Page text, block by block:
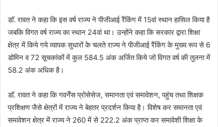
डाॅ. रावत ने कहा कि इस वर्ष राज्य ने पीजीआई रैंकिंग में 15वां स्थान हासिल किया है
जबकि विगत वर्ष राज्य का स्थान 24वां था। उन्होंने कहा कि सरकार द्वारा शिक्षा
क्षेत्र में किये गये व्यापक सुधारों के चलते राज्य ने पीजीआई रैंकिंग के मुख्य रूप से 6
डोमिन व 72 सूचकांकों में कुल 584.5 अंक अर्जित किये जो विगत वर्ष की तुलना में
58.2 अंक अधिक है।
डाॅ. रावत ने कहा कि गवर्नेंस प्रोसेसेज, समानता एवं समावेशन, पहुंच तथा शिक्षक
प्रशिक्षण जैसे क्षेत्रों में राज्य ने बेहतर प्रदर्शन किया है। विशेष कर समानता एवं
समावेशन क्षेत्र में राज्य ने 260 में से 222.2 अंक प्राप्त कर समावेशी शिक्षा के